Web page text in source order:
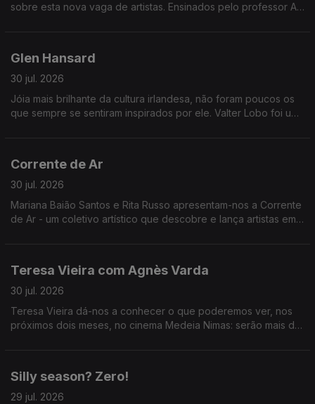
sobre esta nova vaga de artistas. Ensinados pelo professor AG
Glen Hansard
30 jul. 2026
Jóia mais brilhante da cultura irlandesa, não foram poucos os
que sempre se sentiram inspirados por ele. Valter Lobo foi um
Corrente de Ar
30 jul. 2026
Mariana Baião Santos e Rita Russo apresentam-nos a Corrente
de Ar - um coletivo artístico que descobre e lança artistas em
Teresa Vieira com Agnès Varda
30 jul. 2026
Teresa Vieira dá-nos a conhecer o que poderemos ver, nos
próximos dois meses, no cinema Medeia Nimas: serão mais de
Silly season? Zero!
29 jul. 2026